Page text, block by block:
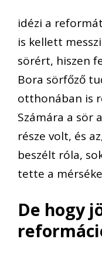
idézi a
is kellett
sörért, hiszen
Bora sörfőző
otthonában is
Számára a sör
része volt, és
beszélt róla,
tette a
De hogy